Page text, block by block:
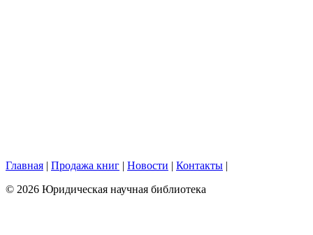
Главная | Продажа книг | Новости | Контакты |
© 2026 Юридическая научная библиотека